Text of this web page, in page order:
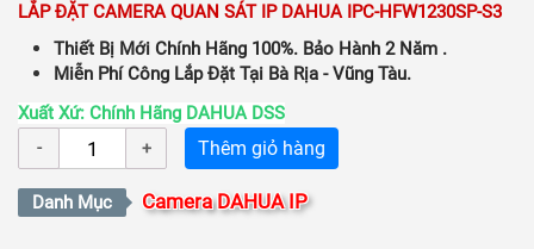
LẮP ĐẶT CAMERA QUAN SÁT IP DAHUA IPC-HFW1230SP-S3
Thiết Bị Mới Chính Hãng 100%. Bảo Hành 2 Năm .
Miễn Phí Công Lắp Đặt Tại Bà Rịa - Vũng Tàu.
Xuất Xứ: Chính Hãng DAHUA DSS
Thêm giỏ hàng
Danh Mục Camera DAHUA IP